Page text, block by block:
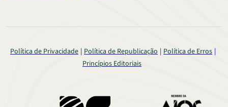
Política de Privacidade Política de Republicação
Política de Erros
Princípios Editoriais